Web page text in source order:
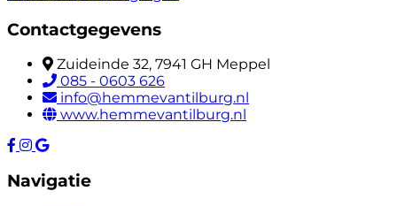
Contactgegevens
Zuideinde 32, 7941 GH Meppel
085 - 0603 626
info@hemmevantilburg.nl
www.hemmevantilburg.nl
Navigatie